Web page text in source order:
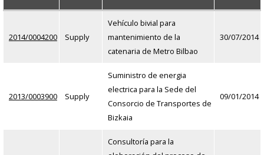
2014/0004200 Supply
Vehículo bivial para
mantenimiento de la
catenaria de Metro Bilbao
30/07/2014
2013/0003900 Supply
Suministro de energia
electrica para la Sede del
Consorcio de Transportes de
Bizkaia
09/01/2014
Consultoría para la